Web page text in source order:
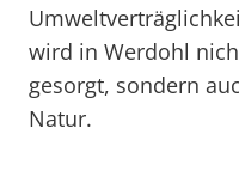
wird in Werdohl
gesorgt, sondern
Natur.